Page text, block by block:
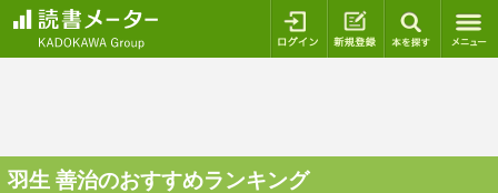
ログイン 新規登録
羽生 善治のおすすめランキング